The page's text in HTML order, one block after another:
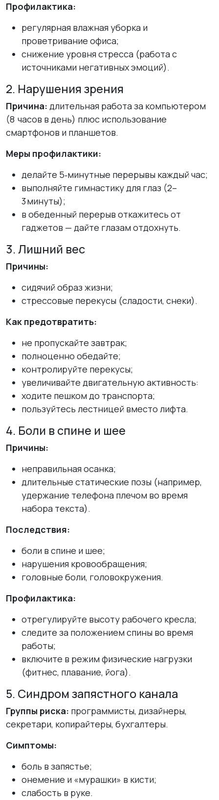
Профилактика:
регулярная влажная уборка и
проветривание офиса;
снижение уровня стресса (работа с
источниками негативных эмоций).
2. Нарушения зрения
Причина: длительная работа за компьютером
(8 часов в день) плюс использование
смартфонов и планшетов.
Меры профилактики:
делайте 5‑минутные перерывы каждый час;
выполняйте гимнастику для глаз (2–
3 минуты);
в обеденный перерыв откажитесь от
гаджетов — дайте глазам отдохнуть.
3. Лишний вес
Причины:
сидячий образ жизни;
стрессовые перекусы (сладости, снеки).
Как предотвратить:
не пропускайте завтрак;
полноценно обедайте;
контролируйте перекусы;
увеличивайте двигательную активность:
ходите пешком до транспорта;
пользуйтесь лестницей вместо лифта.
4. Боли в спине и шее
Причины:
неправильная осанка;
длительные статические позы (например,
удержание телефона плечом во время
набора текста).
Последствия:
боли в спине и шее;
нарушения кровообращения;
головные боли, головокружения.
Профилактика:
отрегулируйте высоту рабочего кресла;
следите за положением спины во время
работы;
включите в режим физические нагрузки
(фитнес, плавание, йога).
5. Синдром запястного канала
Группы риска: программисты, дизайнеры,
секретари, копирайтеры, бухгалтеры.
Симптомы:
боль в запястье;
онемение и «мурашки» в кисти;
слабость в руке.